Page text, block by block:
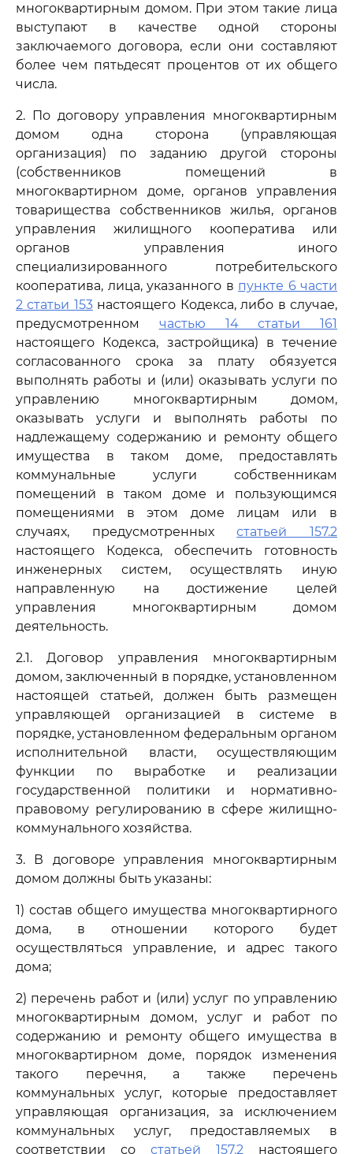
многоквартирным домом. При этом такие лица
выступают в качестве одной стороны
заключаемого договора, если они составляют
более чем пятьдесят процентов от их общего
числа.
2. По договору управления многоквартирным
домом одна сторона (управляющая
организация) по заданию другой стороны
(собственников помещений в
многоквартирном доме, органов управления
товарищества собственников жилья, органов
управления жилищного кооператива или
органов управления иного
специализированного потребительского
кооператива, лица, указанного в пункте 6 части
2 статьи 153настоящего Кодекса, либо в случае,
предусмотренном частью 14 статьи 161
настоящего Кодекса, застройщика) в течение
согласованного срока за плату обязуется
выполнять работы и (или) оказывать услуги по
управлению многоквартирным домом,
оказывать услуги и выполнять работы по
надлежащему содержанию и ремонту общего
имущества в таком доме, предоставлять
коммунальные услуги собственникам
помещений в таком доме и пользующимся
помещениями в этом доме лицам или в
случаях, предусмотренныхстатьей 157.2
настоящего Кодекса, обеспечить готовность
инженерных систем, осуществлять иную
направленную на достижение целей
управления многоквартирным домом
деятельность.
2.1. Договор управления многоквартирным
домом, заключенный в порядке, установленном
настоящей статьей, должен быть размещен
управляющей организацией в системе в
порядке, установленном федеральным органом
исполнительной власти, осуществляющим
функции по выработке и реализации
государственной политики и нормативно-
правовому регулированию в сфере жилищно-
коммунального хозяйства.
3. В договоре управления многоквартирным
домом должны быть указаны:
1) состав общего имущества многоквартирного
дома, в отношении которого будет
осуществляться управление, и адрес такого
дома;
2) перечень работ и (или) услуг по управлению
многоквартирным домом, услуг и работ по
содержанию и ремонту общего имущества в
многоквартирном доме, порядок изменения
такого перечня, а также перечень
коммунальных услуг, которые предоставляет
управляющая организация, за исключением
коммунальных услуг, предоставляемых в
соответствии со статьей 157.2 настоящего